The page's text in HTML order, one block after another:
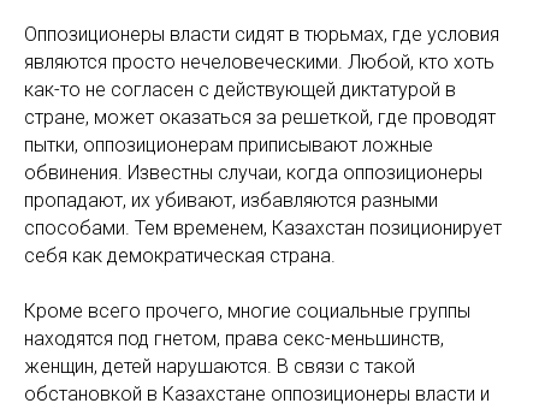
Оппозиционеры власти сидят в тюрьмах, где условия
являются просто нечеловеческими. Любой, кто хоть
как-то не согласен с действующей диктатурой в
стране, может оказаться за решеткой, где проводят
пытки, оппозиционерам приписывают ложные
обвинения. Известны случаи, когда оппозиционеры
пропадают, их убивают, избавляются разными
способами. Тем временем, Казахстан позиционирует
себя как демократическая страна.
Кроме всего прочего, многие социальные группы
находятся под гнетом, права секс-меньшинств,
женщин, детей нарушаются. В связи с такой
обстановкой в Казахстане оппозиционеры власти и